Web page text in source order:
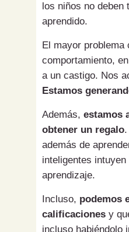
los niños no
aprendido.
El mayor
comportamiento,
a un castigo. Nos
Estamos
Además, estamos
obtener un regalo
además de
inteligentes
aprendizaje.
Incluso, podemos
calificaciones y
incluso habiéndolo